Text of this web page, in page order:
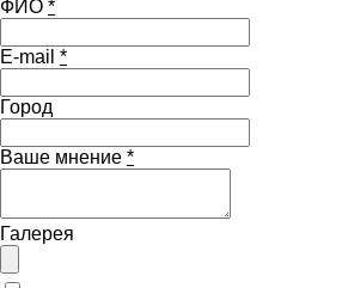
ФИО *
E-mail *
Город
Ваше мнение *
Галерея